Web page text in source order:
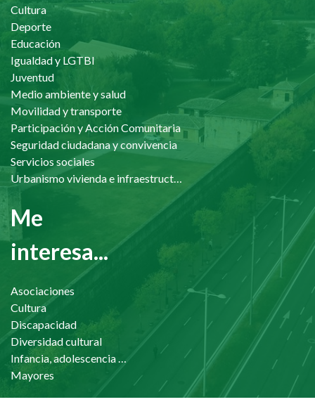
Cultura
Deporte
Educación
Igualdad y LGTBI
Juventud
Medio ambiente y salud
Movilidad y transporte
Participación y Acción Comunitaria
Seguridad ciudadana y convivencia
Servicios sociales
Me
interesa...
Asociaciones
Cultura
Discapacidad
Diversidad cultural
Mayores